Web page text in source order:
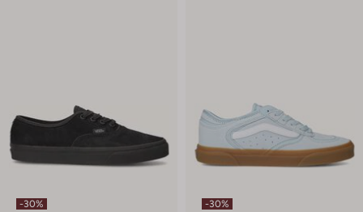
-30% -30%